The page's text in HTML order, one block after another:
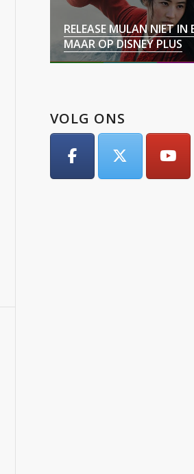
RELEASE MULAN NIET IN
MAAR OP DISNEY PLUS
VOLG ONS